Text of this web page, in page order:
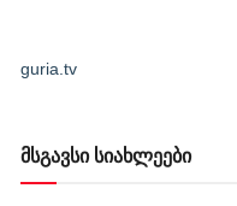
guria.tv
მსგავსი სიახლეები